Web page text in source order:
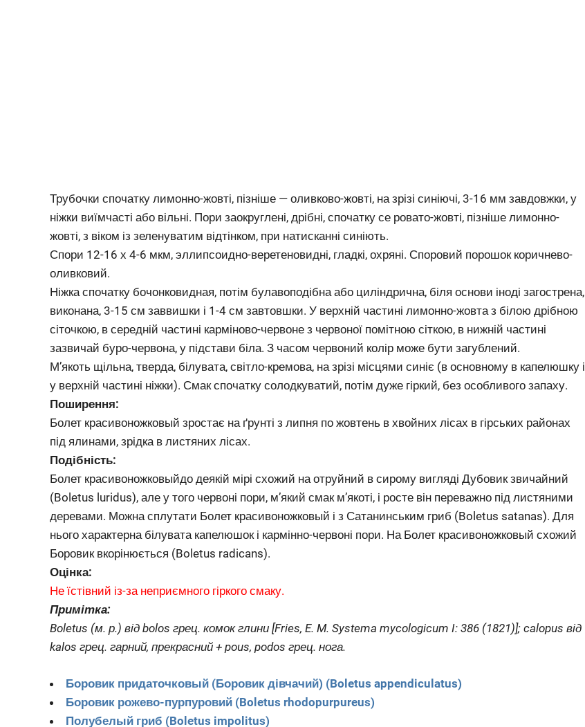
Трубочки спочатку лимонно-жовті, пізніше — оливково-жовті, на зрізі синіючі, 3-16 мм завдовжки, у
ніжки виїмчасті або вільні. Пори заокруглені, дрібні, спочатку се ровато-жовті, пізніше лимонно-
жовті, з віком із зеленуватим відтінком, при натисканні синіють.
Спори 12-16 х 4-6 мкм, эллипсоидно-веретеновидні, гладкі, охряні. Споровий порошок коричнево-
оливковий.
Ніжка спочатку бочонковидная, потім булавоподібна або циліндрична, біля основи іноді загострена,
виконана, 3-15 см заввишки і 1-4 см завтовшки. У верхній частині лимонно-жовта з білою дрібною
сіточкою, в середній частині карміново-червоне з червоної помітною сіткою, в нижній частині
зазвичай буро-червона, у підстави біла. З часом червоний колір може бути загублений.
М’якоть щільна, тверда, білувата, світло-кремова, на зрізі місцями синіє (в основному в капелюшку і
у верхній частині ніжки). Смак спочатку солодкуватий, потім дуже гіркий, без особливого запаху.
Поширення:
Болет красивоножковый зростає на ґрунті з липня по жовтень в хвойних лісах в гірських районах
під ялинами, зрідка в листяних лісах.
Подібність:
Болет красивоножковыйдо деякій мірі схожий на отруйний в сирому вигляді Дубовик звичайний
(Boletus luridus), але у того червоні пори, м’який смак м’якоті, і росте він переважно під листяними
деревами. Можна сплутати Болет красивоножковый і з Сатанинським гриб (Boletus satanas). Для
нього характерна білувата капелюшок і кармінно-червоні пори. На Болет красивоножковый схожий
Боровик вкорінюється (Boletus radicans).
Оцінка:
Не їстівний із-за неприємного гіркого смаку.
Примітка:
Boletus (м. р.) від bolos грец. комок глини [Fries, E. M. Systema mycologicum I: 386 (1821)]; calopus від
kalos грец. гарний, прекрасний + pous, podos грец. нога.
Боровик придаточковый (Боровик дівчачий) (Boletus appendiculatus)
Боровик рожево-пурпуровий (Boletus rhodopurpureus)
Полубелый гриб (Boletus impolitus)